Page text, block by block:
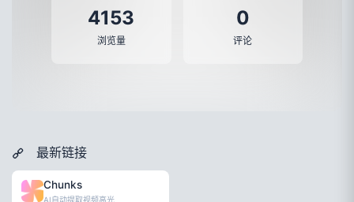
4153
浏览量
0
评论
最新链接
Chunks
AI自动提取视频高光